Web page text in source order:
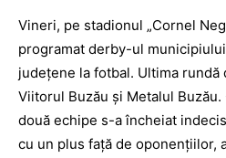
Vineri, pe stadionul „Cornel
programat derby-ul
județene la fotbal. Ultima rundă
Viitorul Buzău și Metalul
două echipe s-a încheiat
cu un plus față de oponențiilor,